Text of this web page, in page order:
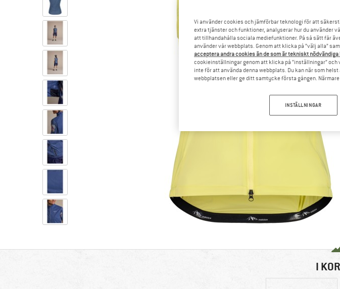
I
Vi använder cookies och jämförbar teknologi för att
extra tjänster och funktioner, analyserar hur du använder
att tillhandahålla sociala mediefunktioner. På så sätt får
använder vår webbplats. Genom att klicka på ”välj alla”
acceptera andra cookies än de som är tekniskt
cookieinställningar genom att klicka på ”inställningar”
inte för att använda denna webbplats. Du kan när som
webbplatsen eller ge ditt samtycke första gången.
INSTÄLLNINGAR